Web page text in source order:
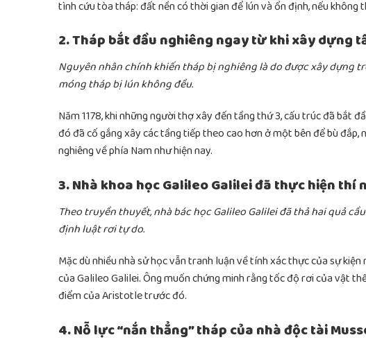
tình cứu tòa tháp: đất nền có thời gian để lún và ổn định, nếu không
2. Tháp bắt đầu nghiêng ngay từ khi xây dựng
Nguyên nhân chính khiến tháp bị nghiêng là do được xây dựng
móng tháp bị lún không đều.
Năm 1178, khi những người thợ xây đến tầng thứ 3, cấu trúc đã bắt
đó đã cố gắng xây các tầng tiếp theo cao hơn ở một bên để bù
nghiêng về phía Nam như hiện nay.
3. Nhà khoa học Galileo Galilei đã thực hiện thí
Theo truyền thuyết, nhà bác học Galileo Galilei đã thả hai quả
định luật rơi tự do.
Mặc dù nhiều nhà sử học vẫn tranh luận về tính xác thực của sự kiện
của Galileo Galilei. Ông muốn chứng minh rằng tốc độ rơi của vật
điểm của Aristotle trước đó.
4. Nỗ lực “nắn thẳng” tháp của nhà độc tài